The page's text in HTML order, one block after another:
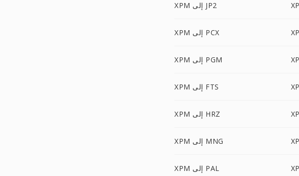
XPM إلى JP2
XPM إلى PCX
XPM إلى PGM
XPM إلى FTS
XPM إلى HRZ
XPM إلى MNG
XPM إلى PAL